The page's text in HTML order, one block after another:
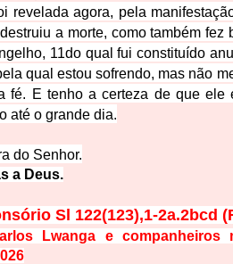
revelada agora, pela
a morte, como também
11do qual fui constituído
qual estou sofrendo, mas não
fé. E tenho a certeza de que
até o grande dia.
do Senhor.
a Deus.
Sl 122(123),1-2a.2bcd
Lwanga e companheiros